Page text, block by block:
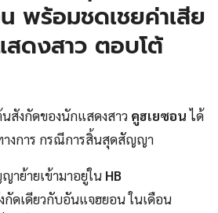
พร้อมชดเชยค่าเสีย
ดงสาว ตอบโต้
สังกัดของนักแสดงสาว คูฮเยซอนได้
างการ กรณีการสิ้นสุดสัญญา
าย้ายเข้ามาอยู่ใน HB
กัดเดียวกับอันแจฮยอน ในเดือน